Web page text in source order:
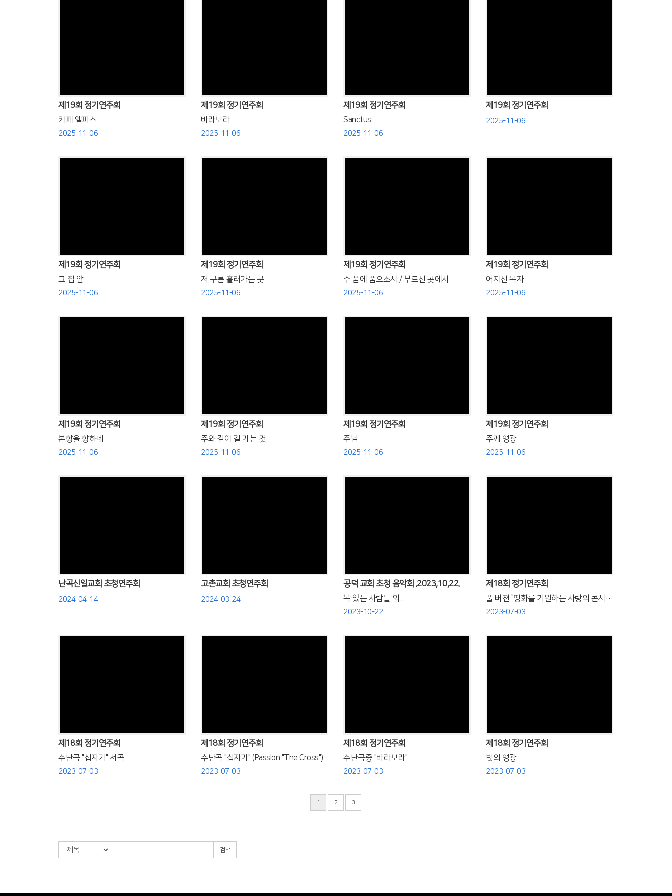
제19회 정기연주회
카페 엘피스
2025-11-06
제19회 정기연주회
바라보라
2025-11-06
제19회 정기연주회
Sanctus
2025-11-06
제19회 정기연주회
2025-11-06
제19회 정기연주회
그 집 앞
2025-11-06
제19회 정기연주회
저 구름 흘러가는 곳
2025-11-06
제19회 정기연주회
주 품에 품으소서 / 부르신 곳에서
2025-11-06
제19회 정기연주회
어지신 목자
2025-11-06
제19회 정기연주회
본향을 향하네
2025-11-06
제19회 정기연주회
주와 같이 길 가는 것
2025-11-06
제19회 정기연주회
주님
2025-11-06
제19회 정기연주회
주께 영광
2025-11-06
난곡신일교회 초청연주회
2024-04-14
고촌교회 초청연주회
2024-03-24
공덕 교회 초청 음악회 .2023,10,22.
복 있는 사람들 외 .
2023-10-22
제18회 정기연주회
풀 버젼 "평화를 기원하는 사랑의 콘서트"
2023-07-03
제18회 정기연주회
수난곡 "십자가" 서곡
2023-07-03
제18회 정기연주회
수난곡 "십자가" (Passion "The Cross")
2023-07-03
제18회 정기연주회
수난곡중 "바라보라"
2023-07-03
제18회 정기연주회
빛의 영광
2023-07-03
1 2 3
검색